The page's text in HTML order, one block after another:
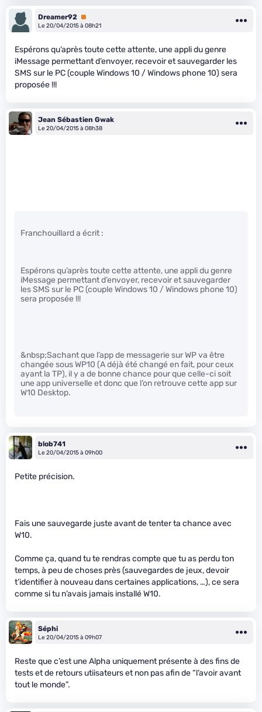
Dreamer92 Premium
Le 20/04/2015 à 08h21
Espérons qu’après toute cette attente, une appli du genre
iMessage permettant d’envoyer, recevoir et sauvegarder les
SMS sur le PC (couple Windows 10 / Windows phone 10) sera
proposée !!!
Jean Sébastien Gwak
Le 20/04/2015 à 08h38
Franchouillard a écrit :
Espérons qu’après toute cette attente, une appli du genre
iMessage permettant d’envoyer, recevoir et sauvegarder
les SMS sur le PC (couple Windows 10 / Windows phone 10)
sera proposée !!!
&nbsp;Sachant que l’app de messagerie sur WP va être
changée sous WP10 (A déjà été changé en fait, pour ceux
ayant la TP), il y a de bonne chance pour que celle-ci soit
une app universelle et donc que l’on retrouve cette app sur
W10 Desktop.
blob741
Le 20/04/2015 à 09h00
Petite précision.
Fais une sauvegarde juste avant de tenter ta chance avec
W10.
Comme ça, quand tu te rendras compte que tu as perdu ton
temps, à peu de choses près (sauvegardes de jeux, devoir
t’identifier à nouveau dans certaines applications, …), ce sera
comme si tu n’avais jamais installé W10.
Séphi
Le 20/04/2015 à 09h07
Reste que c’est une Alpha uniquement présente à des fins de
tests et de retours utiisateurs et non pas afin de “l’avoir avant
tout le monde”.